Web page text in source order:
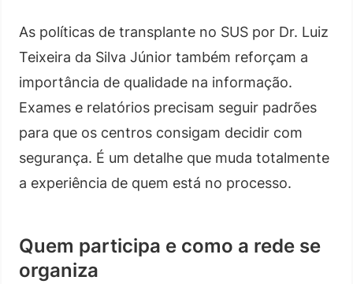
As políticas de transplante no SUS por Dr. Luiz
Teixeira da Silva Júnior também reforçam a
importância de qualidade na informação.
Exames e relatórios precisam seguir padrões
para que os centros consigam decidir com
segurança. É um detalhe que muda totalmente
a experiência de quem está no processo.
Quem participa e como a rede se
organiza